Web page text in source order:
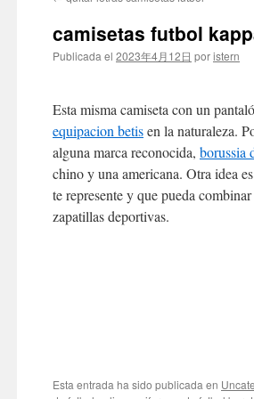
contenido
camisetas futbol
Publicada el 2023年4月12日 poristern
Esta misma camiseta con un
equipacion betisen la naturaleza.
alguna marca reconocida, borussia
chino y una americana. Otra idea
te represente y que pueda
zapatillas deportivas.
Esta entrada ha sido publicada en